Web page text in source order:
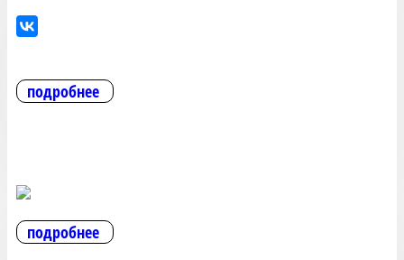
подробнее
подробнее